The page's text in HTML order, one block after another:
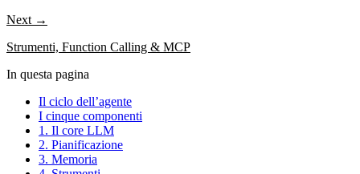
Next →
Strumenti, Function Calling & MCP
In questa pagina
Il ciclo dell’agente
I cinque componenti
1. Il core LLM
2. Pianificazione
3. Memoria